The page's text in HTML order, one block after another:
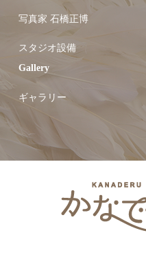
写真家 石橋正博
スタジオ設備
Gallery
ギャラリー